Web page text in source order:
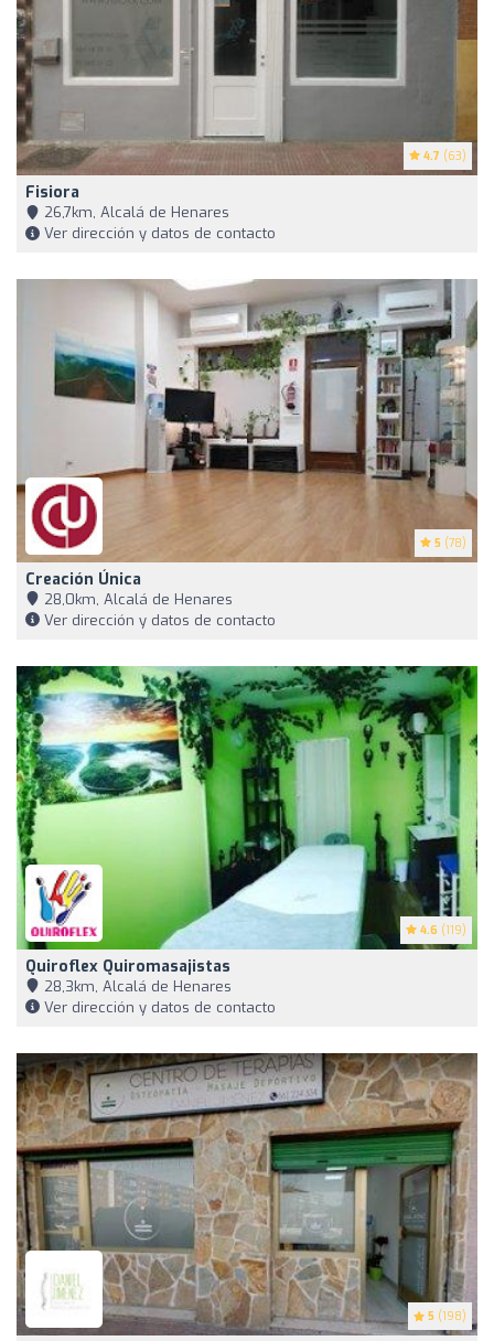
4.7 (63)
Fisiora
26,7km, Alcalá de Henares
Ver dirección y datos de contacto
5 (78)
Creación Única
28,0km, Alcalá de Henares
Ver dirección y datos de contacto
4.6 (119)
Quiroflex Quiromasajistas
28,3km, Alcalá de Henares
Ver dirección y datos de contacto
5 (198)